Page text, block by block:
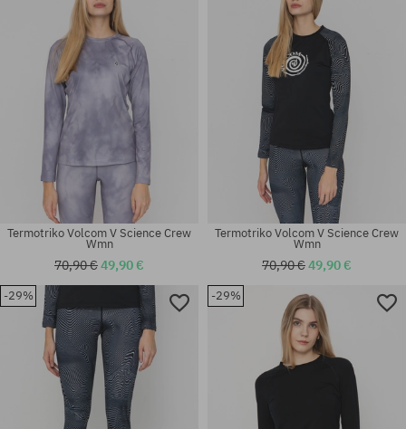
Dostupné veľkosti:
XS; M; L
Dostupné veľkosti:
Termotriko Volcom V Science Crew
Wmn
70,90 €49,90 €
Termotriko Volcom V Science Crew
Wmn
70,90 €49,90 €
-29% -29%